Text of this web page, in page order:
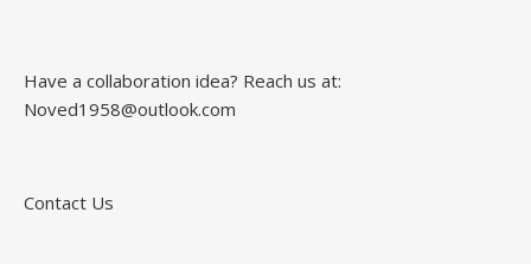
Have a collaboration idea? Reach us at:
Noved1958@outlook.com
Contact Us